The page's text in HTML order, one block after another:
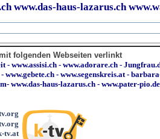
www.das-haus-lazarus.ch
folgenden Webseiten verlinkt
- www.assisi.ch - www.adorare.ch -
- www.gebete.ch - www.segenskreis.at-
- www.das-haus-lazarus.ch - www.pater-pio.de
tv.at